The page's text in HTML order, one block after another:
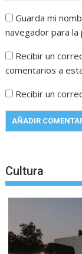
Guarda mi
navegador para
Recibir un
comentarios a
Recibir un
Cultura